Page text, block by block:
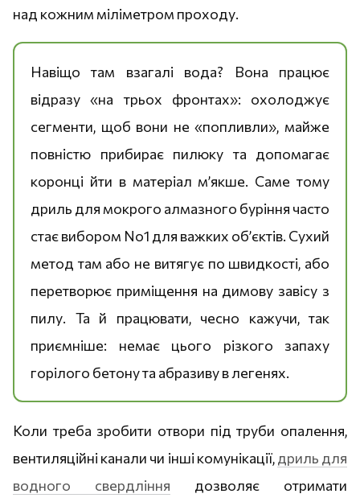
над кожним міліметром проходу.
Навіщо там взагалі вода? Вона працює
відразу «на трьох фронтах»: охолоджує
сегменти, щоб вони не «попливли», майже
повністю прибирає пилюку та допомагає
коронці йти в матеріал м’якше. Саме тому
дриль для мокрого алмазного буріння часто
стає вибором No1 для важких об’єктів. Сухий
метод там або не витягує по швидкості, або
перетворює приміщення на димову завісу з
пилу. Та й працювати, чесно кажучи, так
приємніше: немає цього різкого запаху
горілого бетону та абразиву в легенях.
Коли треба зробити отвори під труби опалення,
вентиляційні канали чи інші комунікації,дриль для
водного свердління дозволяє отримати